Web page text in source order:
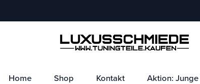
Home Shop Kontakt Aktion: Junge